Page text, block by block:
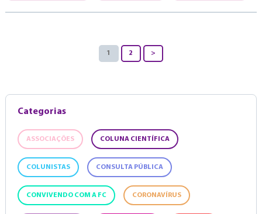
1 2 >
Categorias
ASSOCIAÇÕES COLUNA CIENTÍFICA
COLUNISTAS CONSULTA PÚBLICA
CONVIVENDO COM A FC CORONAVÍRUS